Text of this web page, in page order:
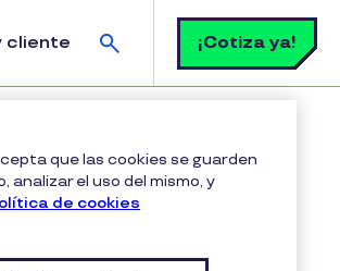
cliente
Buscar
¡Cotiza ya!
que las cookies se guarden
analizar el uso del mismo, y
de cookies